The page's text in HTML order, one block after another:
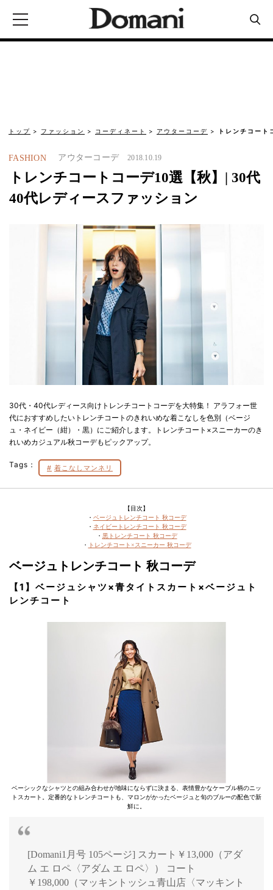
トップ ファッション コーディネート アウターコーデ トレンチコー
FASHION アウターコーデ 2018.10.19
トレンチコートコーデ10選【秋】| 30代
40代レディースファッション
30代・40代レディース向けトレンチコートコーデを大特集！ アラフォー世
代におすすめしたいトレンチコートのきれいめな着こなしを色別（ベージ
ュ・ネイビー（紺）・黒）にご紹介します。トレンチコート×スニーカーのき
れいめカジュアル秋コーデもピックアップ。
Tags： 着こなしマンネリ
【目次】
・ ベージュトレンチコート 秋コーデ
・ ネイビートレンチコート 秋コーデ
・ 黒トレンチコート 秋コーデ
・
トレンチコート×スニーカー 秋コーデ
ベージュトレンチコート 秋コーデ
【1】ベージュシャツ×青タイトスカート×ベージュト
レンチコート
ベーシックなシャツとの組み合わせが地味にならずに決まる、表情豊かなケーブル柄のニッ
トスカート。定番的なトレンチコートも、マロンがかったベージュと旬のブルーの配色で新
鮮に。
[Domani1月号 105ページ] スカート￥13,000（アダ
ム エ ロペ〈アダム エ ロペ〉） コート
￥198,000（マッキントッシュ青山店〈マッキント